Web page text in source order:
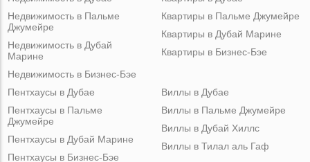
Недвижимость в Пальме
Джумейре
Недвижимость в Дубай
Марине
Недвижимость в Бизнес-Бэе
Квартиры в Пальме Джумейре
Квартиры в Дубай Марине
Квартиры в Бизнес-Бэе
Пентхаусы в Дубае
Пентхаусы в Пальме
Джумейре
Пентхаусы в Дубай Марине
Пентхаусы в Бизнес-Бэе
Виллы в Дубае
Виллы в Пальме Джумейре
Виллы в Дубай Хиллс
Виллы в Тилал аль Гаф